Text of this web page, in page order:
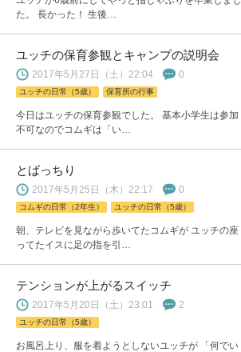
た。 長かった！ 生後…
ユッチの保育参観とキャンプの説明会
2017年5月27日（土）22:04 0
ユッチの日常（5歳） 保育所の行事
今日はユッチの保育参観でした。 基本小学生は参加
不可なのでコムギは「い…
とばっちり
2017年5月25日（木）22:17 0
コムギの日常（2年生） ユッチの日常（5歳）
朝、テレビを見ながら歩いてたコムギが ユッチの座
ってたイスに足の指を引…
テンションが上がるスイッチ
2017年5月20日（土）23:01 2
ユッチの日常（5歳）
お風呂上り、服を着ようとしないユッチが 「何でい